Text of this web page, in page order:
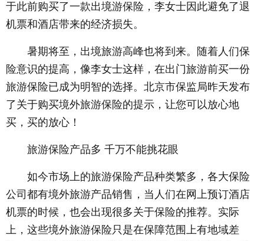
于此前购买了一款出境游保险，李女士因此避免了退
机票和酒店带来的经济损失。
暑期将至，出境旅游高峰也将到来。随着人们保
险意识的提高，像李女士这样，在出门旅游前买一份
旅游保险已成为明智的选择。北京市保监局昨天发布
了关于购买境外旅游保险的提示，让您可以放心地
买，买的放心！
旅游保险产品多 千万不能挑花眼
如今市场上的旅游保险产品种类繁多，各大保险
公司都有境外旅游产品销售，当人们在网上预订酒店
机票的时候，也会出现很多关于保险的推荐。实际
上，这些境外旅游保险只是在保障范围上有地域差